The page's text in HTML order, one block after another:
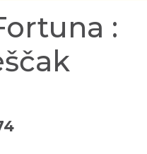
: